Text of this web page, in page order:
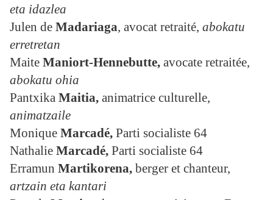
eta idazlea
Julen de Madariaga, avocat retraité, abokatu
erretretan
Maite Maniort-Hennebutte, avocate retraitée,
abokatu ohia
Pantxika Maitia, animatrice culturelle,
animatzaile
Monique Marcadé, Parti socialiste 64
Nathalie Marcadé, Parti socialiste 64
Erramun Martikorena, berger et chanteur,
artzain eta kantari